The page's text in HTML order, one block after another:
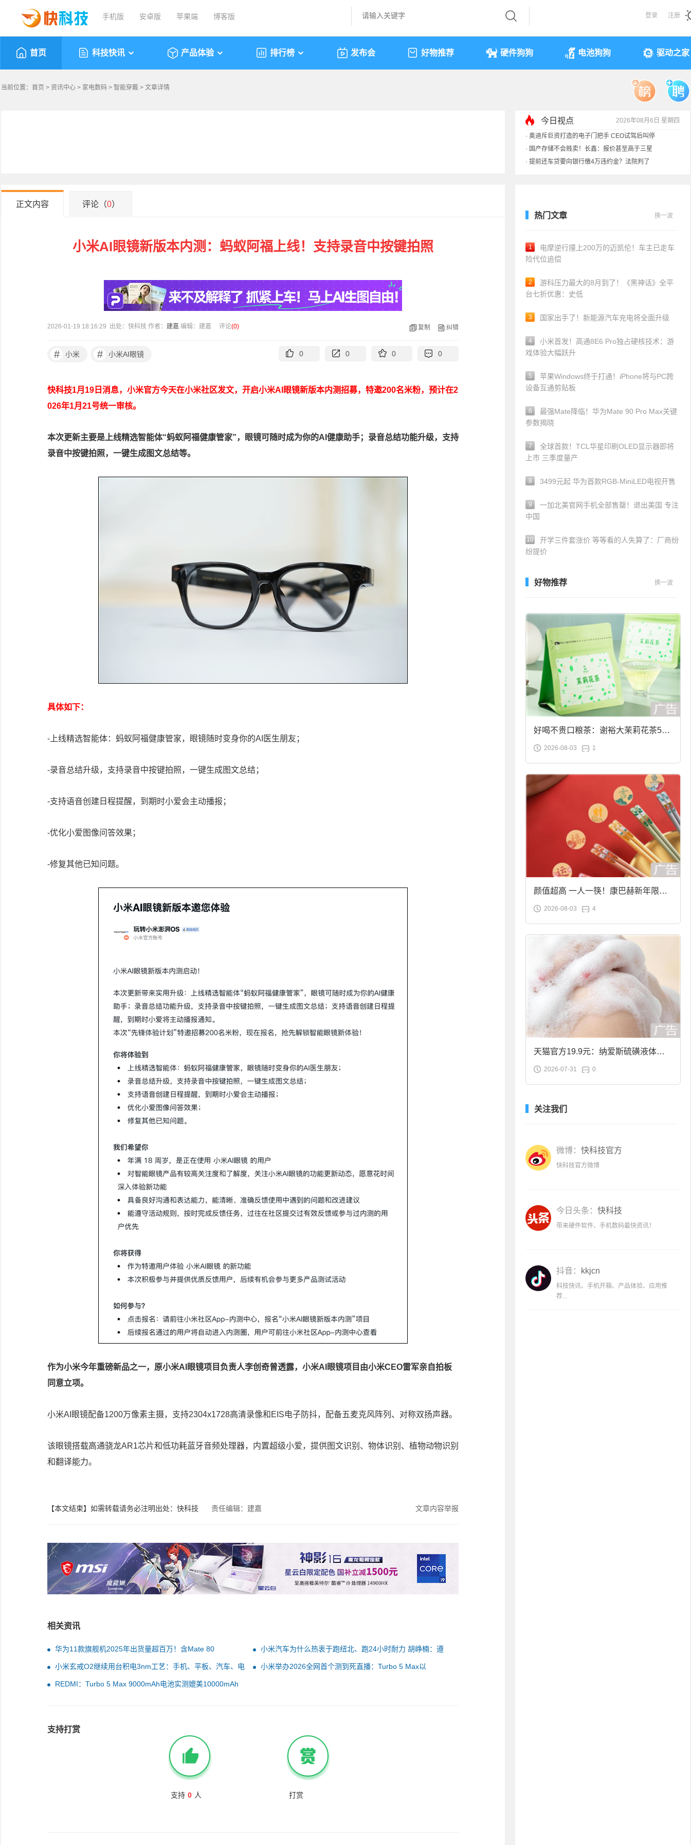
手机版 安卓版 苹果端 博客版 登录 注册
首页 科技快讯 产品体验 排行榜 发布会 好物推荐 硬件狗狗 电池狗狗 驱动之家
当前位置： 首页 > 资讯中心 > 家电数码 > 智能穿戴 > 文章详情
今日视点 2026年08月6日 星期四
· 奥迪斥巨资打造的电子门把手 CEO试驾后叫停
· 国产存储不会贱卖！长鑫：报价甚至高于三星
· 提前还车贷要向银行缴4万违约金？法院判了
正文内容 评论（0）
小米AI眼镜新版本内测：蚂蚁阿福上线！支持录音中按键拍照
2026-01-19 18:16:29 出处：快科技 作者： 建嘉 编辑：建嘉 评论(0) 复制 纠错
# 小米 # 小米AI眼镜 0 0 0 0
快科技1月19日消息，小米官方今天在小米社区发文，开启小米AI眼镜新版本内测招募，特邀200名米粉，预计在2
026年1月21号统一审核。
本次更新主要是上线精选智能体“蚂蚁阿福健康管家”，眼镜可随时成为你的AI健康助手；录音总结功能升级，支持
录音中按键拍照，一键生成图文总结等。
具体如下：
-上线精选智能体：蚂蚁阿福健康管家，眼镜随时变身你的AI医生朋友；
-录音总结升级，支持录音中按键拍照，一键生成图文总结；
-支持语音创建日程提醒，到期时小爱会主动播报；
-优化小爱图像问答效果；
-修复其他已知问题。
作为小米今年重磅新品之一，原小米AI眼镜项目负责人李创奇曾透露，小米AI眼镜项目由小米CEO雷军亲自拍板
同意立项。
小米AI眼镜配备1200万像素主摄，支持2304x1728高清录像和EIS电子防抖，配备五麦克风阵列、对称双扬声器。
该眼镜搭载高通骁龙AR1芯片和低功耗蓝牙音频处理器，内置超级小爱，提供图文识别、物体识别、植物动物识别
和翻译能力。
【本文结束】如需转载请务必注明出处：快科技 责任编辑：建嘉 文章内容举报
相关资讯
华为11款旗舰机2025年出货量超百万！含Mate 80
小米汽车为什么热衷于跑纽北、跑24小时耐力 胡峥楠：遵
循汽车行业一百多年来一贯的经验
小米玄戒O2继续用台积电3nm工艺：手机、平板、汽车、电
小米举办2026全网首个测到死直播：Turbo 5 Max以
REDMI：Turbo 5 Max 9000mAh电池实测媲美10000mAh
支持打赏
支持 0 人 打赏
热门文章 换一波
1
电摩逆行撞上200万的迈凯伦！车主已走车
险代位追偿
2
游科压力最大的8月到了！《黑神话》全平
台七折优惠：史低
3 国家出手了！新能源汽车充电将全面升级
4
小米首发！高通8E6 Pro独占硬核技术：游
戏体验大幅跃升
5
苹果Windows终于打通！iPhone将与PC跨
设备互通剪贴板
6
最强Mate降临！华为Mate 90 Pro Max关键
参数揭晓
7
全球首款！TCL华星印刷OLED显示器即将
上市 三季度量产
8 3499元起 华为首款RGB-MiniLED电视开售
9
一加北美官网手机全部售罄！退出美国 专注
中国
10
开学三件套涨价 等等看的人失算了：厂商纷
纷提价
好物推荐 换一波
好喝不贵口粮茶：谢裕大茉莉花茶50g
袋装9.9元到手
2026-08-03 1
颜值超高 一人一筷！康巴赫新年限定
合金筷子大促：19.9元
2026-08-03 4
天猫官方19.9元：纳爱斯硫磺液体香
皂2斤大促
2026-07-31 0
关注我们
微博： 快科技官方
快科技官方微博
今日头条： 快科技
带来硬件软件、手机数码最快资讯！
抖音： kkjcn
科技快讯、手机开箱、产品体验、应用推
荐...